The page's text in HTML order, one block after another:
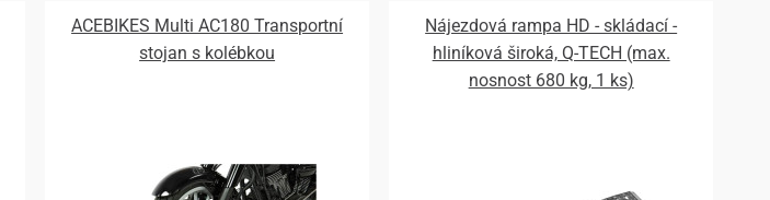
ACEBIKES Multi AC180 Transportní
stojan s kolébkou
Nájezdová rampa HD - skládací -
hliníková široká, Q-TECH (max.
nosnost 680 kg, 1 ks)